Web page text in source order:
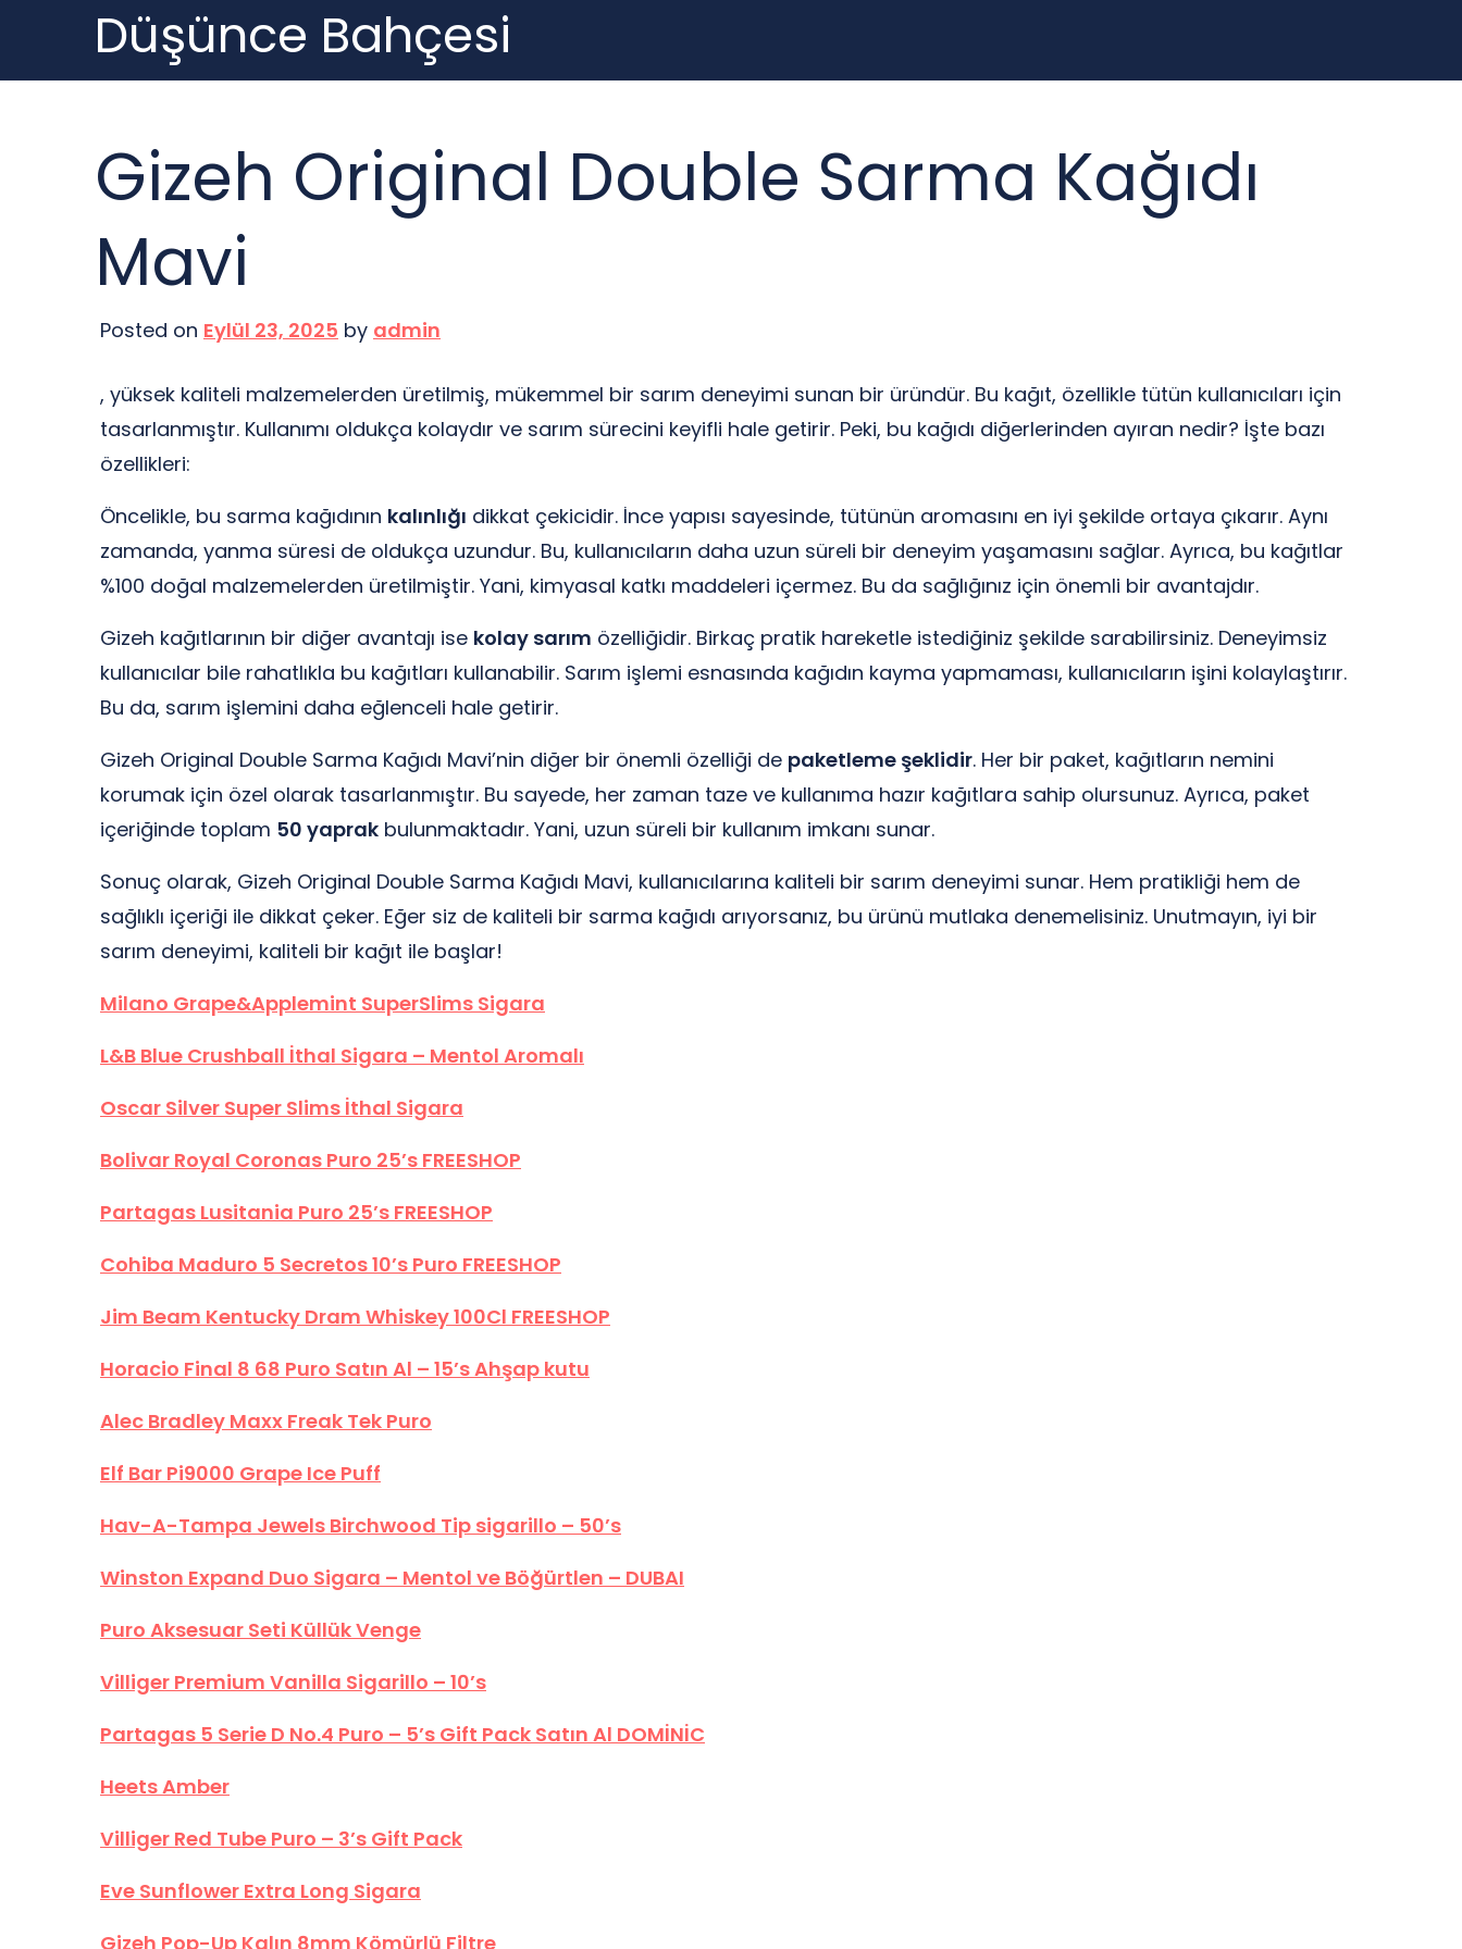
content
Düşünce Bahçesi
Gizeh Original Double Sarma Kağıdı
Mavi
Posted on Eylül 23, 2025 by admin
, yüksek kaliteli malzemelerden üretilmiş, mükemmel bir sarım deneyimi sunan bir üründür. Bu kağıt, özellikle tütün kullanıcıları için
tasarlanmıştır. Kullanımı oldukça kolaydır ve sarım sürecini keyifli hale getirir. Peki, bu kağıdı diğerlerinden ayıran nedir? İşte bazı
özellikleri:
Öncelikle, bu sarma kağıdının kalınlığı dikkat çekicidir. İnce yapısı sayesinde, tütünün aromasını en iyi şekilde ortaya çıkarır. Aynı
zamanda, yanma süresi de oldukça uzundur. Bu, kullanıcıların daha uzun süreli bir deneyim yaşamasını sağlar. Ayrıca, bu kağıtlar
%100 doğal malzemelerden üretilmiştir. Yani, kimyasal katkı maddeleri içermez. Bu da sağlığınız için önemli bir avantajdır.
Gizeh kağıtlarının bir diğer avantajı ise kolay sarım özelliğidir. Birkaç pratik hareketle istediğiniz şekilde sarabilirsiniz. Deneyimsiz
kullanıcılar bile rahatlıkla bu kağıtları kullanabilir. Sarım işlemi esnasında kağıdın kayma yapmaması, kullanıcıların işini kolaylaştırır.
Bu da, sarım işlemini daha eğlenceli hale getirir.
Gizeh Original Double Sarma Kağıdı Mavi’nin diğer bir önemli özelliği de paketleme şeklidir. Her bir paket, kağıtların nemini
korumak için özel olarak tasarlanmıştır. Bu sayede, her zaman taze ve kullanıma hazır kağıtlara sahip olursunuz. Ayrıca, paket
içeriğinde toplam 50 yaprak bulunmaktadır. Yani, uzun süreli bir kullanım imkanı sunar.
Sonuç olarak, Gizeh Original Double Sarma Kağıdı Mavi, kullanıcılarına kaliteli bir sarım deneyimi sunar. Hem pratikliği hem de
sağlıklı içeriği ile dikkat çeker. Eğer siz de kaliteli bir sarma kağıdı arıyorsanız, bu ürünü mutlaka denemelisiniz. Unutmayın, iyi bir
sarım deneyimi, kaliteli bir kağıt ile başlar!
Milano Grape&Applemint SuperSlims Sigara
L&B Blue Crushball İthal Sigara – Mentol Aromalı
Oscar Silver Super Slims İthal Sigara
Bolivar Royal Coronas Puro 25’s FREESHOP
Partagas Lusitania Puro 25’s FREESHOP
Cohiba Maduro 5 Secretos 10’s Puro FREESHOP
Jim Beam Kentucky Dram Whiskey 100Cl FREESHOP
Horacio Final 8 68 Puro Satın Al – 15’s Ahşap kutu
Alec Bradley Maxx Freak Tek Puro
Elf Bar Pi9000 Grape Ice Puff
Hav-A-Tampa Jewels Birchwood Tip sigarillo – 50’s
Winston Expand Duo Sigara – Mentol ve Böğürtlen – DUBAI
Puro Aksesuar Seti Küllük Venge
Villiger Premium Vanilla Sigarillo – 10’s
Partagas 5 Serie D No.4 Puro – 5’s Gift Pack Satın Al DOMİNİC
Heets Amber
Villiger Red Tube Puro – 3’s Gift Pack
Eve Sunflower Extra Long Sigara
Gizeh Pop-Up Kalın 8mm Kömürlü Filtre